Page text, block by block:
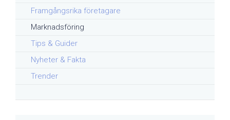
Framgångsrika företagare
Marknadsföring
Tips & Guider
Nyheter & Fakta
Trender